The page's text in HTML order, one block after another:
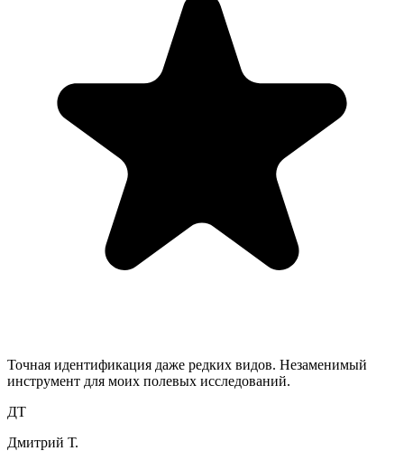
Точная идентификация даже редких видов. Незаменимый
инструмент для моих полевых исследований.
ДТ
Дмитрий Т.